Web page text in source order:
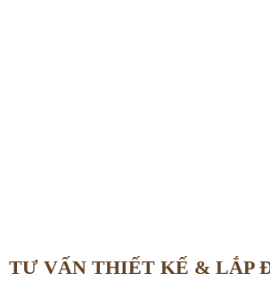
TƯ VẤN THIẾT KẾ & LẮP